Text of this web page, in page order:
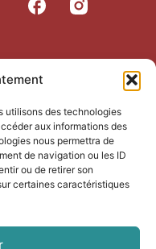
utilisons des technologies
aux informations des
nous permettra de
de navigation ou les ID
ou de retirer son
certaines caractéristiques